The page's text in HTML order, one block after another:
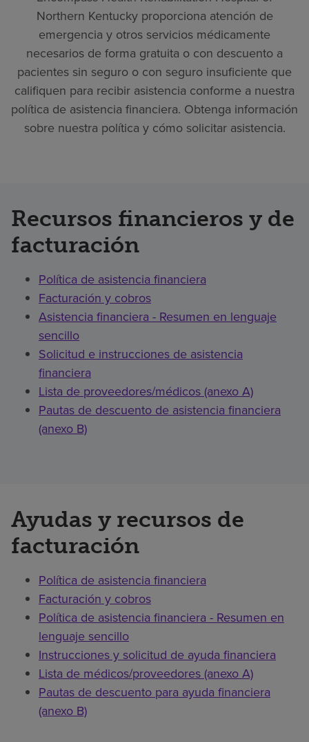
Northern Kentucky proporciona atención de
emergencia y otros servicios médicamente
necesarios de forma gratuita o con descuento a
pacientes sin seguro o con seguro insuficiente que
califiquen para recibir asistencia conforme a nuestra
política de asistencia financiera. Obtenga información
sobre nuestra política y cómo solicitar asistencia.
Recursos financieros y de
facturación
Política de asistencia financiera
Facturación y cobros
Asistencia financiera - Resumen en lenguaje
sencillo
Solicitud e instrucciones de asistencia
financiera
Lista de proveedores/médicos (anexo A)
Pautas de descuento de asistencia financiera
(anexo B)
Ayudas y recursos de
facturación
Política de asistencia financiera
Facturación y cobros
Política de asistencia financiera - Resumen en
lenguaje sencillo
Instrucciones y solicitud de ayuda financiera
Lista de médicos/proveedores (anexo A)
Pautas de descuento para ayuda financiera
(anexo B)